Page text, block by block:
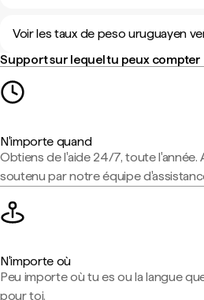
Voir les taux de peso uruguayen
Support sur lequel tu peux compter
N'importe quand
Obtiens de l'aide 24/7, toute l'année.
soutenu par notre équipe
N'importe où
Peu importe où tu es ou la langue
pour toi.